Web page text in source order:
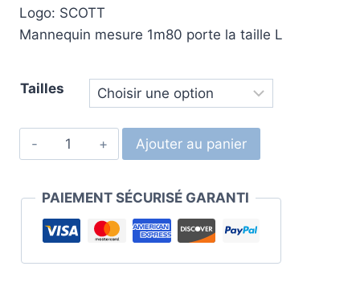
Logo: SCOTT
Mannequin mesure 1m80 porte la taille L
Tailles
Ajouter au panier
PAIEMENT SÉCURISÉ GARANTI